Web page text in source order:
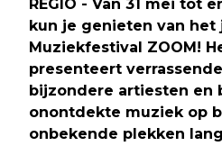
REGIO - Van 31 mei tot
kun je genieten van het
Muziekfestival ZOOM!
presenteert
bijzondere artiesten en
onontdekte muziek op
onbekende plekken